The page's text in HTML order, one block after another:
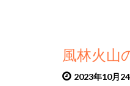
風林火山
2023年10月